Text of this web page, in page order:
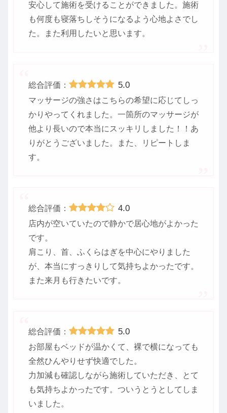
安心して施術を受けることができました。施術
も何度も寝落ちしそうになるよう心地よさでし
た。また利用したいと思います。
総合評価： 5.0
マッサージの強さはこちらの希望に応じてしっ
かりやってくれました。一箇所のマッサージが
他より長いので本当にスッキリしました！！あ
りがとうございました。また、リピートしま
す。
総合評価： 4.0
店内が空いていたので静かで居心地がよかった
です。
肩こり、首、ふくらはぎを中心にやりました
が、本当にすっきりして気持ちよかったです。
また来月も行きたいです。
総合評価： 5.0
お部屋もベッドが温かくて、裸で横になっても
全然ひんやりせず快適でした。
力加減も確認しながら施術していただき、とて
も気持ちよかったです。ついうとうとしてしま
いました。